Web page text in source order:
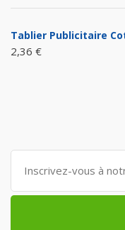
Tablier Publicitaire
2,36 €